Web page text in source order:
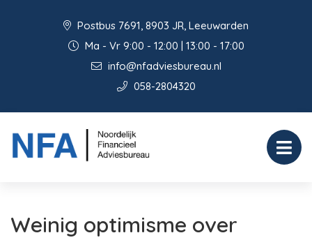
Postbus 7691, 8903 JR, Leeuwarden
Ma - Vr 9:00 - 12:00 | 13:00 - 17:00
info@nfadviesbureau.nl
058-2804320
Weinig optimisme over